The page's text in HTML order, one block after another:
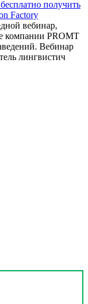
получить
Factory
вебинар,
компании PROMT
Вебинар
лингвистич